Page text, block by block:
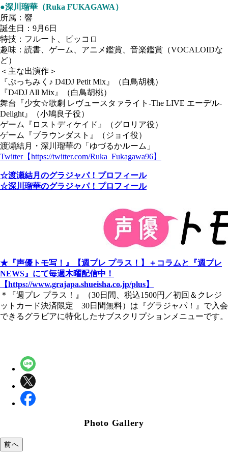
●深川瑠華（Ruka FUKAGAWA）
所属：響
誕生日：9月6日
特技：フルート、ピッコロ
趣味：読書、ゲーム、アニメ鑑賞、音楽鑑賞（VOCALOIDな
ど）
＜主な出演作＞
『ぷっちみく♪ D4DJ Petit Mix』（白鳥胡桃）
『D4DJ All Mix』（白鳥胡桃）
舞台『少女☆歌劇 レヴュースタァライト-The LIVE エーデル-
Delight』（小鳩良子役）
ゲーム『ロストディケイド』（グロリア役）
ゲーム『ブラウンダスト』（ジョイ役）
渡瀬結月・深川瑠華の「ゆづるかルーム」
Twitter【https://twitter.com/Ruka_Fukagawa96】
☆渡瀬結月のグラジャパ！プロフィール
☆深川瑠華のグラジャパ！プロフィール
★『声優トモ写！』【週プレ プラス！】＋コラムと『週プレ
NEWS』にて毎週木曜配信中！
【https://www.grajapa.shueisha.co.jp/plus】
＊『週プレ プラス！』（30日間、税込1500円／初回＆クレジ
ットカード決済限定 30日間無料）は『グラジャパ！』で入会
できるグラビアに特化したサブスクリプションメニューです。
Photo Gallery
前へ